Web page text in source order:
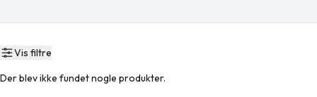
Vis filtre
Der blev ikke fundet nogle produkter.